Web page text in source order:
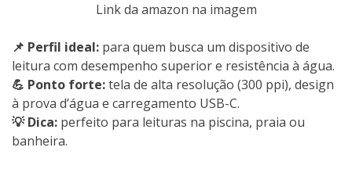
Link da amazon na imagem
📌 Perfil ideal: para quem busca um dispositivo de
leitura com desempenho superior e resistência à água.
💪 Ponto forte:tela de alta resolução (300 ppi), design
à prova d’água e carregamento USB-C.
💡 Dica: perfeito para leituras na piscina, praia ou
banheira.